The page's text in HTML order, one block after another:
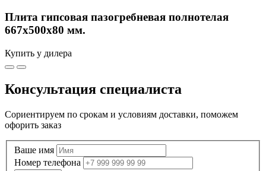
Плита гипсовая пазогребневая полнотелая
667х500х80 мм.
Купить у дилера
Консультация специалиста
Сориентируем по срокам и условиям доставки, поможем
офорить заказ
Ваше имя
Номер телефона